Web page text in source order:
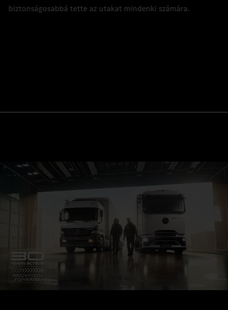
biztonságosabbá tette az utakat mindenki számára.